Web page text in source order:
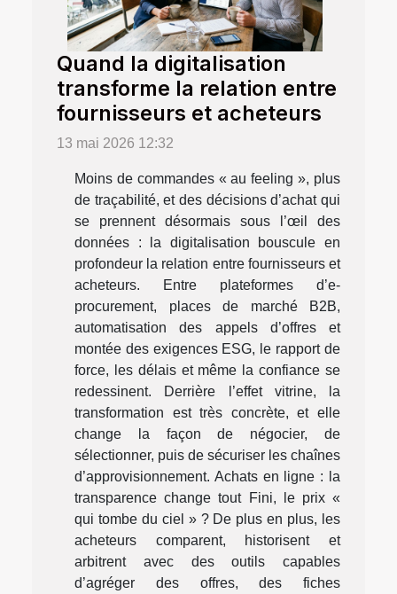
Quand la digitalisation
transforme la relation entre
fournisseurs et acheteurs
13 mai 2026 12:32
Moins de commandes « au feeling », plus
de traçabilité, et des décisions d’achat qui
se prennent désormais sous l’œil des
données : la digitalisation bouscule en
profondeur la relation entre fournisseurs et
acheteurs. Entre plateformes d’e-
procurement, places de marché B2B,
automatisation des appels d’offres et
montée des exigences ESG, le rapport de
force, les délais et même la confiance se
redessinent. Derrière l’effet vitrine, la
transformation est très concrète, et elle
change la façon de négocier, de
sélectionner, puis de sécuriser les chaînes
d’approvisionnement. Achats en ligne : la
transparence change tout Fini, le prix «
qui tombe du ciel » ? De plus en plus, les
acheteurs comparent, historisent et
arbitrent avec des outils capables
d’agréger des offres, des fiches